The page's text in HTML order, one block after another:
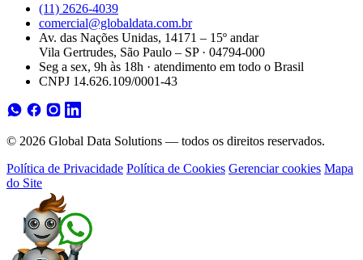
(11) 2626-4039
comercial@globaldata.com.br
Av. das Nações Unidas, 14171 – 15º andar
Vila Gertrudes, São Paulo – SP · 04794-000
Seg a sex, 9h às 18h · atendimento em todo o Brasil
CNPJ 14.626.109/0001-43
© 2026 Global Data Solutions — todos os direitos reservados.
Política de Privacidade Política de Cookies Gerenciar cookies Mapa
do Site